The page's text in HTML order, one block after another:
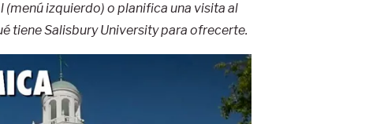
izquierdo) o planifica una visita al
tiene Salisbury University para ofrecerte.